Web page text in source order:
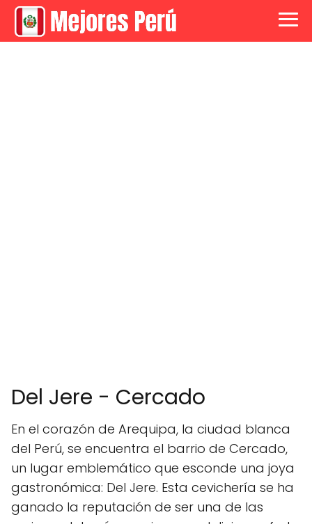
Del Jere - Cercado
En el corazón de Arequipa, la ciudad blanca
del Perú, se encuentra el barrio de Cercado,
un lugar emblemático que esconde una joya
gastronómica: Del Jere. Esta cevichería se ha
ganado la reputación de ser una de las